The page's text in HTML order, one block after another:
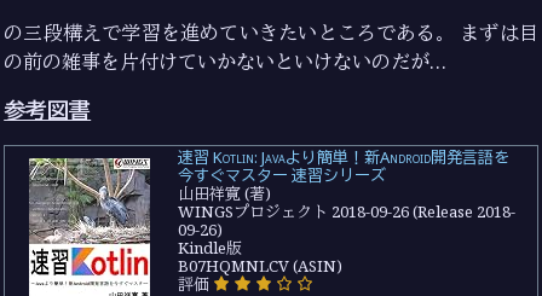
の三段構えで学習を進めていきたいところである。 まずは目
の前の雑事を片付けていかないといけないのだが…
参考図書
速習 Kotlin: Javaより簡単！新Android開発言語を
今すぐマスター 速習シリーズ
山田祥寛 (著)
WINGSプロジェクト 2018-09-26 (Release 2018-
09-26)
Kindle版
B07HQMNLCV (ASIN)
評価